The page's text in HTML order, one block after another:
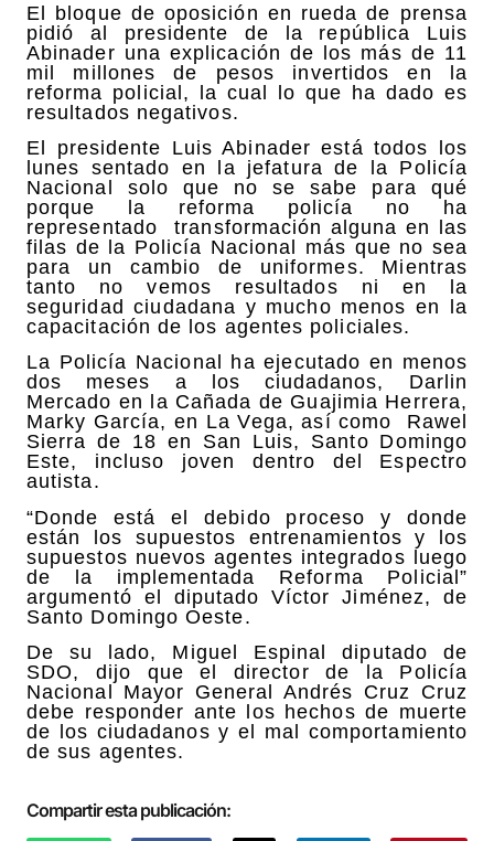
El bloque de oposición en rueda de prensa
pidió al presidente de la república Luis
Abinader una explicación de los más de 11
mil millones de pesos invertidos en la
reforma policial, la cual lo que ha dado es
resultados negativos.
El presidente Luis Abinader está todos los
lunes sentado en la jefatura de la Policía
Nacional solo que no se sabe para qué
porque la reforma policía no ha
representado
transformación alguna en las
filas de la Policía Nacional más que no sea
para un cambio de uniformes. Mientras
tanto no vemos resultados ni en la
seguridad ciudadana y mucho menos en la
capacitación de los agentes policiales.
La Policía Nacional ha ejecutado en menos
dos meses a los ciudadanos, Darlin
Mercado en la Cañada de Guajimia Herrera,
Marky García, en La Vega, así como
Rawel
Sierra de 18 en San Luis, Santo Domingo
Este, incluso joven dentro del Espectro
autista.
“Donde está el debido proceso y donde
están los supuestos entrenamientos y los
supuestos nuevos agentes integrados luego
de la implementada Reforma Policial”
argumentó el diputado Víctor Jiménez, de
Santo Domingo Oeste.
De su lado, Miguel Espinal diputado de
SDO, dijo que el director de la Policía
Nacional Mayor General Andrés Cruz Cruz
debe responder ante los hechos de muerte
de los ciudadanos y el mal comportamiento
de sus agentes.
Compartir esta publicación: